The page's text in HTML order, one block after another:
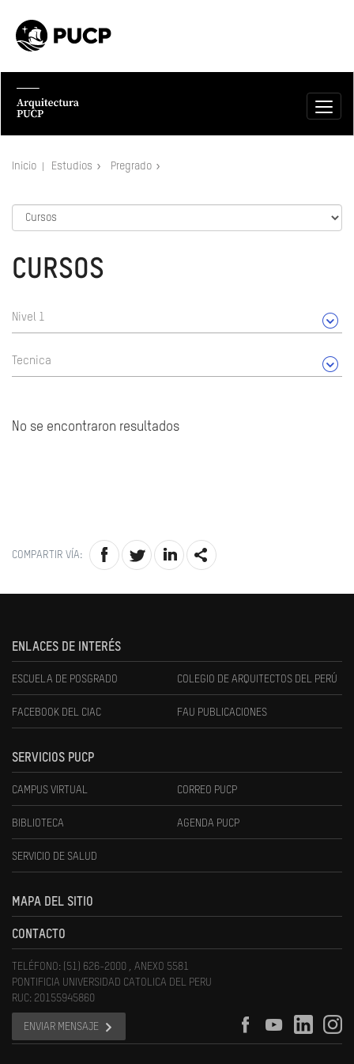
Inicio Estudios Pregrado
CURSOS
Nivel 1
Tecnica
No se encontraron resultados
COMPARTIR VÍA:
ENLACES DE INTERÉS
ESCUELA DE POSGRADO COLEGIO DE ARQUITECTOS DEL PERÚ
FACEBOOK DEL CIAC FAU PUBLICACIONES
SERVICIOS PUCP
CAMPUS VIRTUAL CORREO PUCP
BIBLIOTECA AGENDA PUCP
SERVICIO DE SALUD
MAPA DEL SITIO
CONTACTO
TELÉFONO: (51) 626-2000 , ANEXO 5581
PONTIFICIA UNIVERSIDAD CATOLICA DEL PERU
RUC: 20155945860
ENVIAR MENSAJE